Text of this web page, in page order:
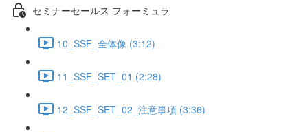
セミナーセールス フォーミュラ
10_SSF_全体像 (3:12)
11_SSF_SET_01 (2:28)
12_SSF_SET_02_注意事項 (3:36)